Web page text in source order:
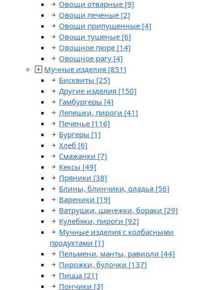
Овощи отварные [9]
Овощи печеные [2]
Овощи припущенные [4]
Овощи тушеные [6]
Овощное пюре [14]
Овощное рагу [4]
Мучные изделия [851]
Бисквиты [25]
Другие изделия [150]
Гамбургеры [4]
Лепешки, пироги [41]
Печенье [116]
Бургеры [1]
Хлеб [6]
Смажанки [7]
Кексы [49]
Пряники [38]
Блины, блинчики, оладья [56]
Вареники [19]
Ватрушки, шанежки, бораки [29]
Кулебяки, пироги [92]
Мучные изделия с колбасными
продуктами [1]
Пельмени, манты, равиоли [44]
Пирожки, булочки [137]
Пицца [21]
Пончики [3]